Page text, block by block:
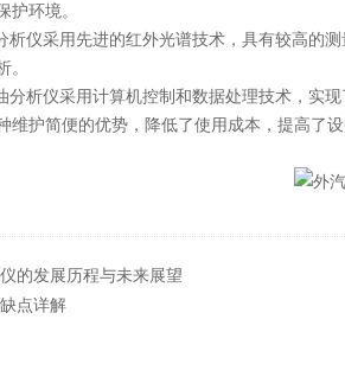
护环境。
采用先进的红外光谱技术，具有较高的测
。
仪采用计算机控制和数据处理技术，实现
维护简便的优势，降低了使用成本，提高了设
的发展历程与未来展望
点详解